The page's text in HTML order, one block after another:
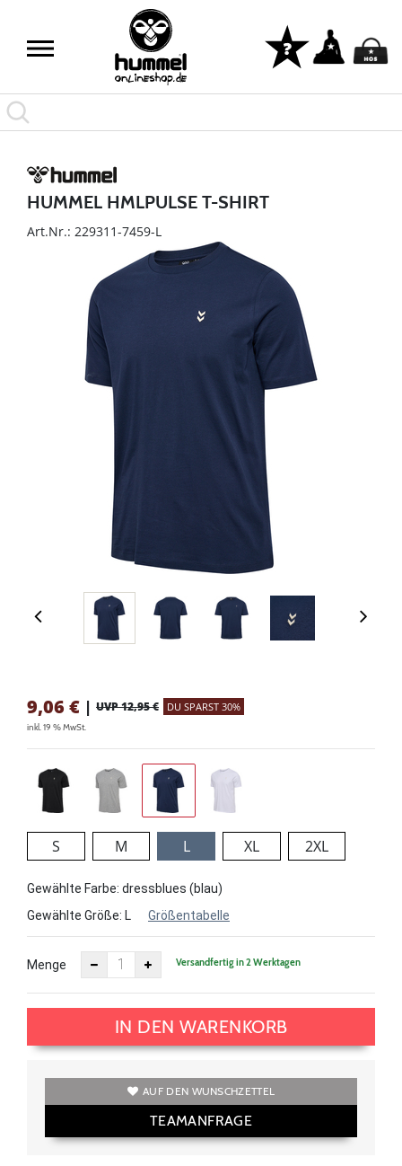
HUMMEL HMLPULSE T-SHIRT
Art.Nr.: 229311-7459-L
9,06 € | UVP 12,95 € DU SPARST 30%
inkl. 19 % MwSt.
S M L XL 2XL
Gewählte Farbe: dressblues (blau)
Gewählte Größe: L Größentabelle
Menge Versandfertig in 2 Werktagen
IN DEN WARENKORB
AUF DEN WUNSCHZETTEL
TEAMANFRAGE